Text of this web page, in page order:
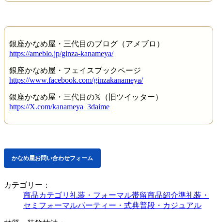
銀座かなめ屋・三代目のブログ（アメブロ）
https://ameblo.jp/ginza-kanameya/
銀座かなめ屋・フェイスブックページ
https://www.facebook.com/ginzakanameya/
銀座かなめ屋・三代目の𝕏（旧ツイッター）
https://X.com/kanameya_3daime
かなめ屋お問い合わせフォーム
カテゴリー：
商品カテゴリ 礼装・フォーマル帯留商品紹介準礼装・
セミフォーマルパーティー・式典普段・カジュアル